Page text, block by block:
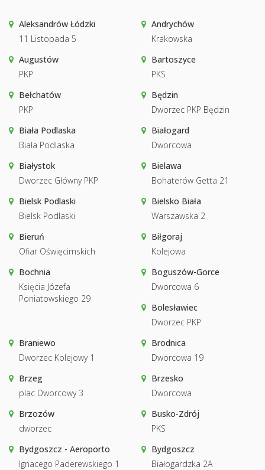
Aleksandrów Łódzki
11 Listopada 5
Andrychów
Krakowska
Augustów
PKP
Bartoszyce
PKS
Bełchatów
PKP
Będzin
Dworzec PKP Będzin
Biała Podlaska
Biała Podlaska
Białogard
Dworcowa
Białystok
Dworzec Główny PKP
Bielawa
Bohaterów Getta 21
Bielsk Podlaski
Bielsk Podlaski
Bielsko Biała
Warszawska 2
Bieruń
Ofiar Oświęcimskich
Biłgoraj
Kolejowa
Bochnia
Księcia Józefa
Poniatowskiego 29
Boguszów-Gorce
Dworcowa 6
Bolesławiec
Dworzec PKP
Braniewo
Dworzec Kolejowy 1
Brodnica
Dworcowa 19
Brzeg
plac Dworcowy 3
Brzesko
Dworcowa
Brzozów
dworzec
Busko-Zdrój
PKS
Bydgoszcz - Aeroporto
Ignacego Paderewskiego 1
Bydgoszcz
Białogardzka 2A